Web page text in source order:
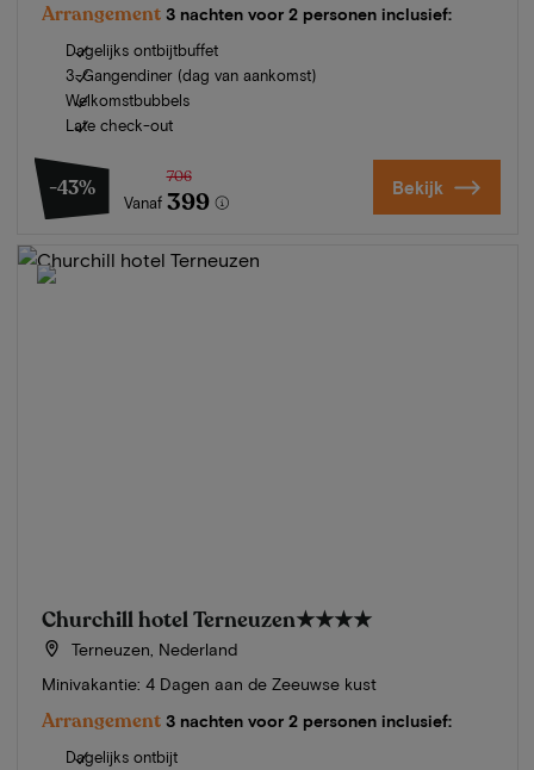
Arrangement 3 nachten voor 2 personen inclusief:
Dagelijks ontbijtbuffet
3-Gangendiner (dag van aankomst)
Welkomstbubbels
Late check-out
-43%
Vanaf
706
399 Bekijk
Churchill hotel Terneuzen★★★★
Terneuzen, Nederland
Minivakantie: 4 Dagen aan de Zeeuwse kust
Arrangement 3 nachten voor 2 personen inclusief:
Dagelijks ontbijt